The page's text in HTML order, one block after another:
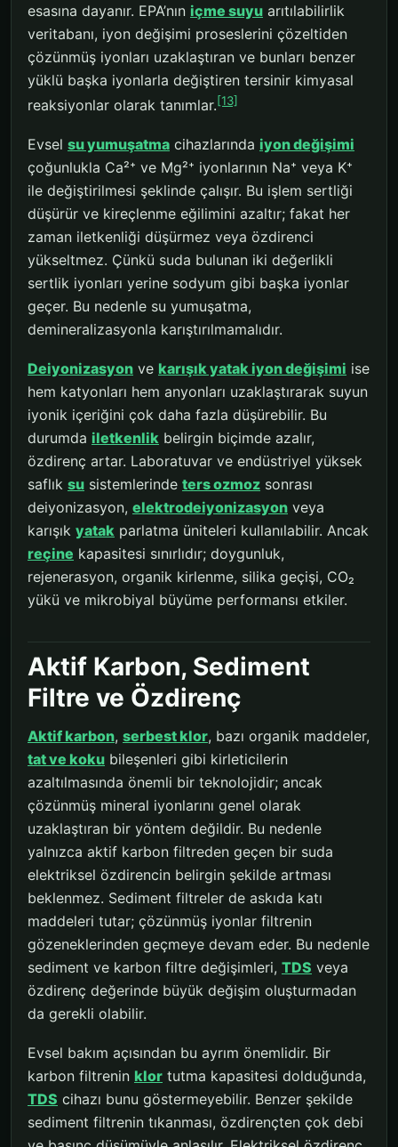
esasına dayanır. EPA’nın içme suyu arıtılabilirlik
veritabanı, iyon değişimi proseslerini çözeltiden
çözünmüş iyonları uzaklaştıran ve bunları benzer
yüklü başka iyonlarla değiştiren tersinir kimyasal
reaksiyonlar olarak tanımlar.[13]
Evsel su yumuşatma cihazlarında iyon değişimi
çoğunlukla Ca²⁺ ve Mg²⁺ iyonlarının Na⁺ veya K⁺
ile değiştirilmesi şeklinde çalışır. Bu işlem sertliği
düşürür ve kireçlenme eğilimini azaltır; fakat her
zaman iletkenliği düşürmez veya özdirenci
yükseltmez. Çünkü suda bulunan iki değerlikli
sertlik iyonları yerine sodyum gibi başka iyonlar
geçer. Bu nedenle su yumuşatma,
demineralizasyonla karıştırılmamalıdır.
Deiyonizasyon ve karışık yatak iyon değişimi ise
hem katyonları hem anyonları uzaklaştırarak suyun
iyonik içeriğini çok daha fazla düşürebilir. Bu
durumda iletkenlik belirgin biçimde azalır,
özdirenç artar. Laboratuvar ve endüstriyel yüksek
saflık su sistemlerinde ters ozmoz sonrası
deiyonizasyon, elektrodeiyonizasyon veya
karışık yatak parlatma üniteleri kullanılabilir. Ancak
reçine kapasitesi sınırlıdır; doygunluk,
rejenerasyon, organik kirlenme, silika geçişi, CO₂
yükü ve mikrobiyal büyüme performansı etkiler.
Aktif Karbon, Sediment
Filtre ve Özdirenç
Aktif karbon, serbest klor, bazı organik maddeler,
tat ve koku bileşenleri gibi kirleticilerin
azaltılmasında önemli bir teknolojidir; ancak
çözünmüş mineral iyonlarını genel olarak
uzaklaştıran bir yöntem değildir. Bu nedenle
yalnızca aktif karbon filtreden geçen bir suda
elektriksel özdirencin belirgin şekilde artması
beklenmez. Sediment filtreler de askıda katı
maddeleri tutar; çözünmüş iyonlar filtrenin
gözeneklerinden geçmeye devam eder. Bu nedenle
sediment ve karbon filtre değişimleri, TDS veya
özdirenç değerinde büyük değişim oluşturmadan
da gerekli olabilir.
Evsel bakım açısından bu ayrım önemlidir. Bir
karbon filtrenin klor tutma kapasitesi dolduğunda,
TDS cihazı bunu göstermeyebilir. Benzer şekilde
sediment filtrenin tıkanması, özdirençten çok debi